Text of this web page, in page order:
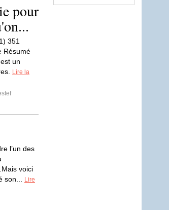
pour
351
Résumé
un
Lire la
l’un des
voici
son...
Lire